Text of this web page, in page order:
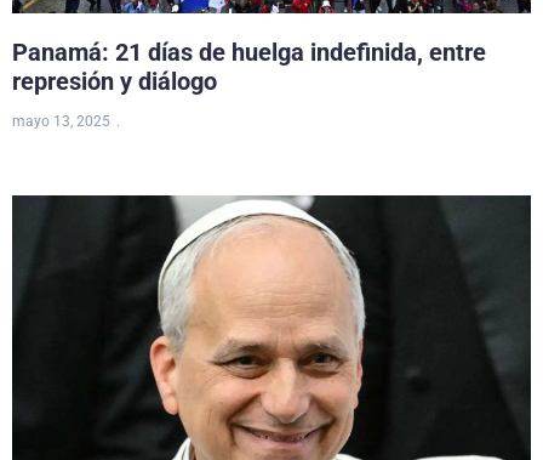
Panamá: 21 días de huelga indefinida, entre
represión y diálogo
mayo 13, 2025